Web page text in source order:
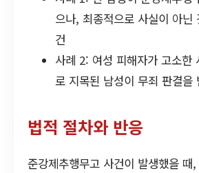
으나, 최종적으로 사실이 아닌
건
사례 2: 여성 피해자가 고소한
로 지목된 남성이 무죄 판결을
법적 절차와 반응
준강제추행무고 사건이 발생했을 때